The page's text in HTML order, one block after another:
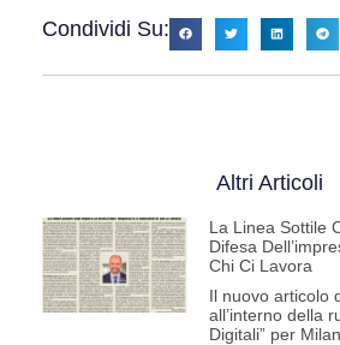
Condividi Su:
Altri Articoli
La Linea Sottile
Difesa
Chi Ci Lavora
Il nuovo articolo
all’interno della
Digitali” per